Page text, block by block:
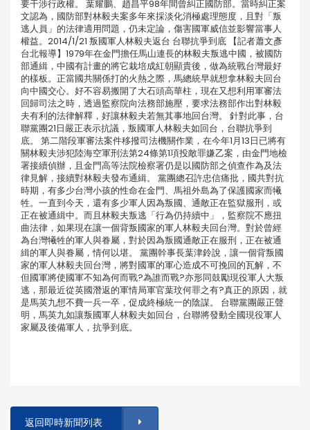
要干涉行政權。 葉耀鵬、趙昌平98年間曾糾正國防部。當時糾正案
文認為，國防部對林毅夫案多年來採淡化消極處理態度，且對「叛
逃人員」的法律適用問題，仍未定論，傷害國軍威信並影響當事人
權益。2014/1/21 叛國軍人林毅夫返台 台聯抗爭到底 【記者蕭文彥
台北報導】1979年在金門擔任馬山連長的林毅夫叛逃中國，被國防
部通緝，中國有計畫的將它栽培成紅朝顯貴後，做為統戰台灣最好
的樣板。正當國共關係打的火熱之際，馬總統早就想拿林毅夫回台
向中國交心。好不容易搬開了大石頭高華柱，現在又想利用軍審法
回歸司法之時，透過監察院向法務部施壓，要求法務部作出對林毅
夫有利的法律解釋，好讓林毅夫若無其事地回台灣。 針對此事，台
聯黨團21日嚴正表示抗議，叛國軍人林毅夫如回台，台聯抗爭到
底。 第二階段軍審法案件移撥司法機關作業，在今年1月13日已將有
關林毅夫涉犯陸海空軍刑法第24條第1項投敵罪嫌乙案，由金門地檢
署接續偵辦，且金門高等法院檢察署仍是以國防部之偵查作為及法
律見解，接續對林毅夫發布通緝。 黨團總召許忠信痛批，國共對抗
時期，有多少台灣小孩的性命在金門、馬祖外島為了保護國家而犧
牲。一直到今天，還有多少軍人因為叛國、通敵正在監獄服刑，或
正在被通緝中。而且林毅夫叛逃「行為仍持續中」，監察院不應扭
曲法律，如果現在讓一個背叛國家的軍人林毅夫回台灣。對於曾經
為台灣犧牲的軍人與眷屬，對於因為叛國通敵正在服刑，正在被通
緝的軍人與眷屬，情何以堪。 黨團幹事長葉津鈴說，讓一個背叛國
家的軍人林毅夫回台灣，將對國軍的軍心造成不可挽回的瓦解，不
但國軍將使國軍不知為何而戰?為誰而戰?亦形同鼓勵現役軍人大叛
逃，那最近從英國潛返的軍情局軍官葉玟何罪之有?真正的原因，就
是馬英九想不費一兵一卒，促成終極統一的陰謀。 台聯黨團嚴正聲
明，馬英九如讓叛國軍人林毅夫如回台，台聯將發動全國現役軍人
家屬及後備軍人，抗爭到底。
返回即時新聞列表